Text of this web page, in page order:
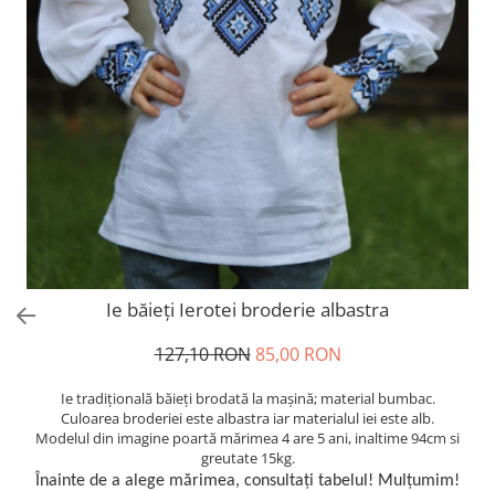
Ie băieți Ierotei broderie albastra
127,10 RON 85,00 RON
Ie tradiţională băieți brodată la maşină; material bumbac.
Culoarea broderiei este albastra iar materialul iei este alb.
Modelul din imagine poartă mărimea 4 are 5 ani, inaltime 94cm si
greutate 15kg.
Înainte de a alege mărimea, consultați tabelul! Mulțumim!